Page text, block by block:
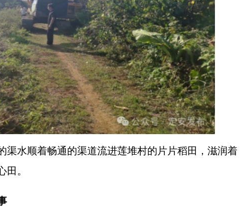
水顺着畅通的渠道流进莲堆村的片片稻田，滋润着
田。